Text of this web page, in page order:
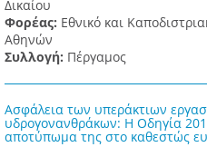
Δικαίου
Φορέας: Εθνικό και
Αθηνών
Συλλογή: Πέργαμος
Ασφάλεια των υπεράκτιων
υδρογονανθράκων: Η Οδηγία
αποτύπωμα της στο καθεστώς